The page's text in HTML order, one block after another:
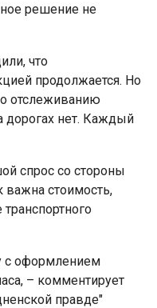
решение не
что
продолжается. Но
отслеживанию
дорогах нет. Каждый
спрос со стороны
важна стоимость,
с оформлением
– комментирует
правде"